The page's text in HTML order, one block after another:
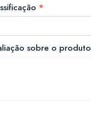
*
sobre o produto